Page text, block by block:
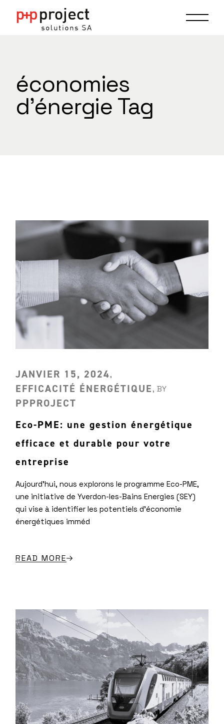
économies
d'énergie Tag
JANVIER 15, 2024
EFFICACITÉ ÉNERGÉTIQUE BY
PPPROJECT
Eco-PME: une gestion énergétique
efficace et durable pour votre
entreprise
Aujourd’hui, nous explorons le programme Eco-PME,
une initiative de Yverdon-les-Bains Energies (SEY)
qui vise à identifier les potentiels d’économie
énergétiques imméd
READ MORE